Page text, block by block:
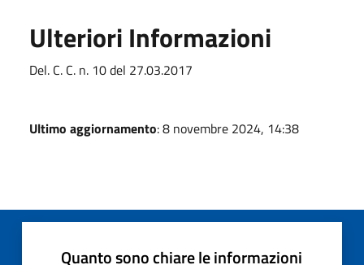
Ulteriori Informazioni
Del. C. C. n. 10 del 27.03.2017
Ultimo aggiornamento: 8 novembre 2024, 14:38
Quanto sono chiare le informazioni